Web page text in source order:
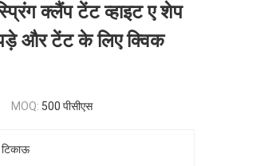
क्लैंप टेंट व्हाइट ए शेप
और टेंट के लिए क्विक
MOQ: 500 पीसीएस